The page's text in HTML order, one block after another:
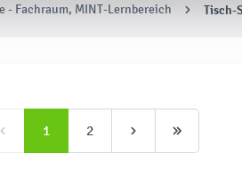
- Fachraum, MINT-Lernbereich Tisch-
1 2